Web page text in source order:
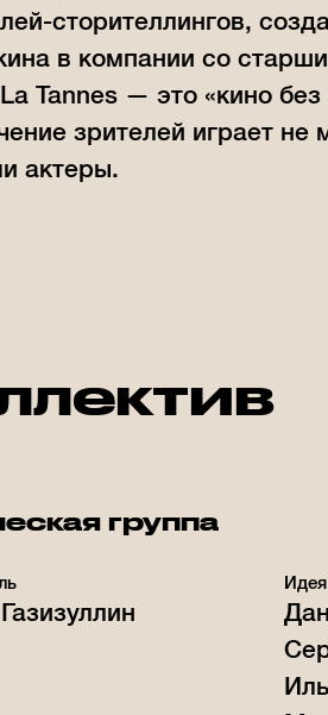
сторителлингов,
в компании со
Tannes — это «кино
зрителей играет не
актеры.
группа
Идея